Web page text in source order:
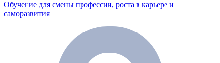
Обучение для смены профессии, роста в карьере и
саморазвития